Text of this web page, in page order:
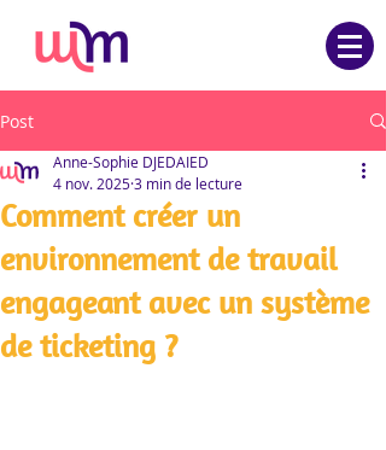
Post
Comment créer un
environnement de travail
engageant avec un système
de ticketing ?
Anne-Sophie DJEDAIED
4 nov. 20253 min de lecture